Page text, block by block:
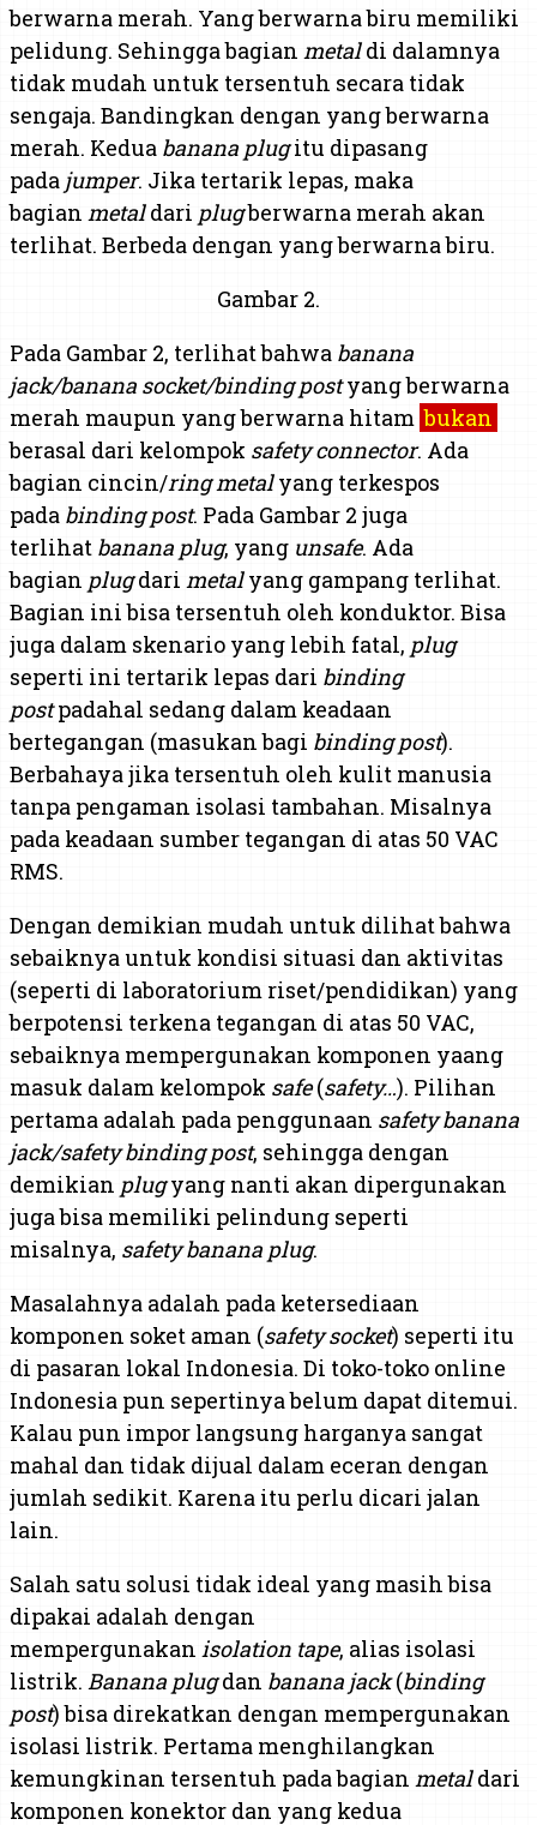
berwarna merah. Yang berwarna biru memiliki
pelidung. Sehingga bagian metaldi dalamnya
tidak mudah untuk tersentuh secara tidak
sengaja. Bandingkan dengan yang berwarna
merah. Kedua banana plugitu dipasang
pada jumper. Jika tertarik lepas, maka
bagian metaldari plugberwarna merah akan
terlihat. Berbeda dengan yang berwarna biru.
Gambar 2.
Pada Gambar 2, terlihat bahwa banana
jack/banana socket/binding postyang berwarna
merah maupun yang berwarna hitam bukan
berasal dari kelompok safety connector. Ada
bagian cincin/ring metalyang terkespos
pada binding post. Pada Gambar 2 juga
terlihat banana plug, yang unsafe. Ada
bagian plugdari metalyang gampang terlihat.
Bagian ini bisa tersentuh oleh konduktor. Bisa
juga dalam skenario yang lebih fatal, plug
seperti ini tertarik lepas dari binding
postpadahal sedang dalam keadaan
bertegangan (masukan bagi binding post).
Berbahaya jika tersentuh oleh kulit manusia
tanpa pengaman isolasi tambahan. Misalnya
pada keadaan sumber tegangan di atas 50 VAC
RMS.
Dengan demikian mudah untuk dilihat bahwa
sebaiknya untuk kondisi situasi dan aktivitas
(seperti di laboratorium riset/pendidikan) yang
berpotensi terkena tegangan di atas 50 VAC,
sebaiknya mempergunakan komponen yaang
masuk dalam kelompok safe(safety…). Pilihan
pertama adalah pada penggunaan safety banana
jack/safety binding post, sehingga dengan
demikian plugyang nanti akan dipergunakan
juga bisa memiliki pelindung seperti
misalnya, safety banana plug.
Masalahnya adalah pada ketersediaan
komponen soket aman (safety socket) seperti itu
di pasaran lokal Indonesia. Di toko-toko online
Indonesia pun sepertinya belum dapat ditemui.
Kalau pun impor langsung harganya sangat
mahal dan tidak dijual dalam eceran dengan
jumlah sedikit. Karena itu perlu dicari jalan
lain.
Salah satu solusi tidak ideal yang masih bisa
dipakai adalah dengan
mempergunakan isolation tape, alias isolasi
listrik. Banana plugdan banana jack(binding
post) bisa direkatkan dengan mempergunakan
isolasi listrik. Pertama menghilangkan
kemungkinan tersentuh pada bagian metaldari
komponen konektor dan yang kedua